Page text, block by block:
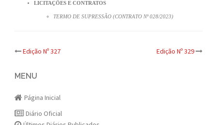
LICITAÇÕES E CONTRATOS
TERMO DE SUPRESSÃO (CONTRATO Nº 028/2023)
Post
navigation
Edição Nº 327 Edição Nº 329
MENU
Página Inicial
Diário Oficial